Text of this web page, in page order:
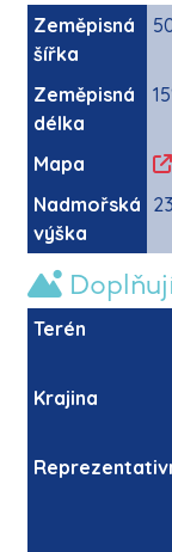
Zeměpisná
šířka
Zeměpisná
délka
Mapa
Nadmořská
výška
Terén
Krajina